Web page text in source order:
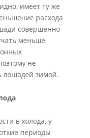
имеет ту же
расхода
совершенно
меньше
не
лошадей зимой.
в холода, у
периоды